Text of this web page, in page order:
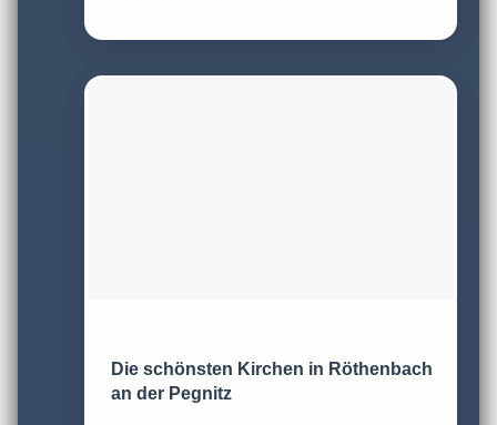
Die schönsten Kirchen in Röthenbach
an der Pegnitz